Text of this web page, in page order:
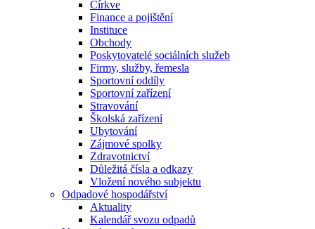
Církve
Finance a pojištění
Instituce
Obchody
Poskytovatelé sociálních služeb
Firmy, služby, řemesla
Sportovní oddíly
Sportovní zařízení
Stravování
Školská zařízení
Ubytování
Zájmové spolky
Zdravotnictví
Důležitá čísla a odkazy
Vložení nového subjektu
Odpadové hospodářství
Aktuality
Kalendář svozu odpadů